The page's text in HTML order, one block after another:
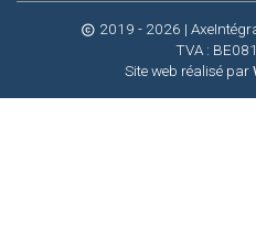
copyright 2019 - 2026 |
TVA :
Site web réalisé par